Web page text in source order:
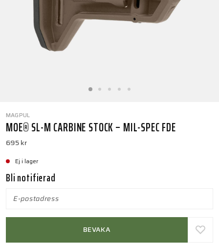
MAGPUL
MOE® SL-M CARBINE STOCK – MIL-SPEC FDE
695 kr
Ej i lager
Bli notifierad
BEVAKA